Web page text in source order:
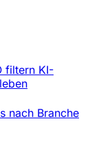
filtern KI-
nach Branche